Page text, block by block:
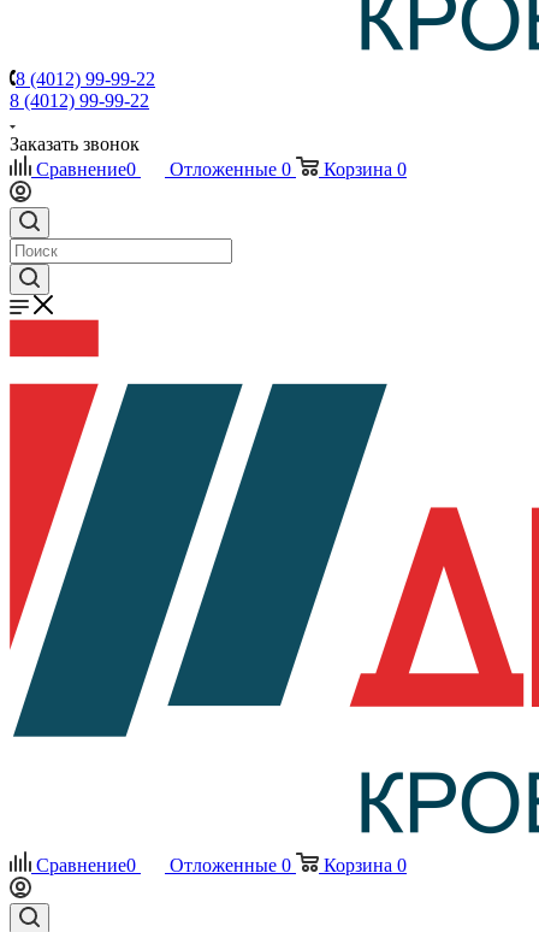
8 (4012) 99-99-22
8 (4012) 99-99-22
Заказать звонок
Сравнение0 Отложенные 0 Корзина 0
Сравнение0 Отложенные 0 Корзина 0